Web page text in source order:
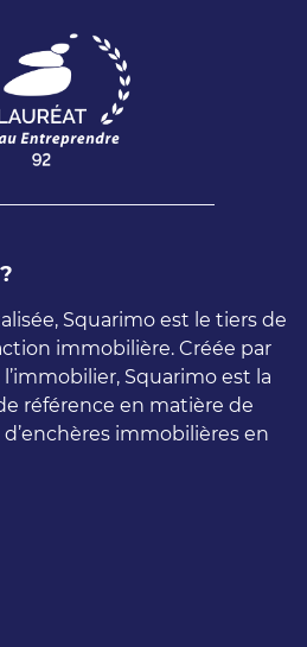
Squarimo est le tiers de
immobilière. Créée par
Squarimo est la
référence en matière de
immobilières en